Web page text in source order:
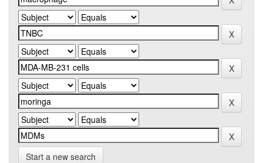
Start a new search